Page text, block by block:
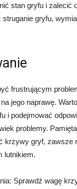
stan gryfu i zalecić
struganie gryfu,
frustrującym
jego naprawę.
i podejmować
problemy.
krzywy gryf, zawsze
lutnikiem.
Sprawdź wagę